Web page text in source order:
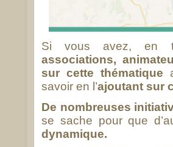
Si vous avez, en
associations,
sur cette thématique
savoir en l’ajoutant sur
De nombreuses
se sache pour que
dynamique.